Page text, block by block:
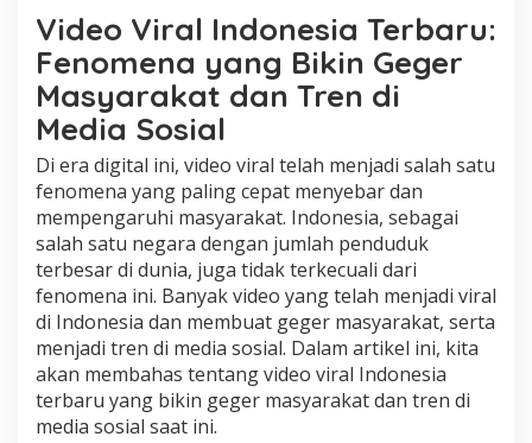
n
T
r
e
n
d
M
e
d
i
S
o
s
i
a
l
S
a
Video Viral Indonesia Terbaru:
Fenomena yang Bikin Geger
Masyarakat dan Tren di
Media Sosial
Di era digital ini, video viral telah menjadi salah satu
fenomena yang paling cepat menyebar dan
mempengaruhi masyarakat. Indonesia, sebagai
salah satu negara dengan jumlah penduduk
terbesar di dunia, juga tidak terkecuali dari
fenomena ini. Banyak video yang telah menjadi viral
di Indonesia dan membuat geger masyarakat, serta
menjadi tren di media sosial. Dalam artikel ini, kita
akan membahas tentang video viral Indonesia
terbaru yang bikin geger masyarakat dan tren di
media sosial saat ini.